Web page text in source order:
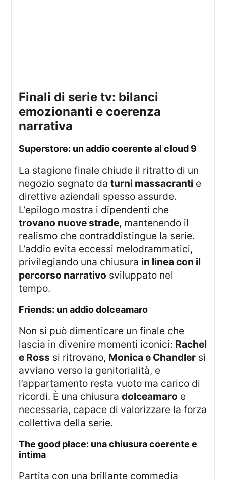
finali di serie tv: bilanci
emozionanti e coerenza
narrativa
superstore: un addio coerente al cloud 9
La stagione finale chiude il ritratto di un
negozio segnato daturni massacranti e
direttive aziendali spesso assurde.
L’epilogo mostra i dipendenti che
trovano nuove strade, mantenendo il
realismo che contraddistingue la serie.
L’addio evita eccessi melodrammatici,
privilegiando una chiusura in linea con il
percorso narrativo sviluppato nel
tempo.
friends: un addio dolceamaro
Non si può dimenticare un finale che
lascia in divenire momenti iconici: Rachel
e Ross si ritrovano, Monica e Chandler si
avviano verso la genitorialità, e
l’appartamento resta vuoto ma carico di
ricordi. È una chiusuradolceamaro e
necessaria, capace di valorizzare la forza
collettiva della serie.
the good place: una chiusura coerente e
intima
Partita con una brillante commedia